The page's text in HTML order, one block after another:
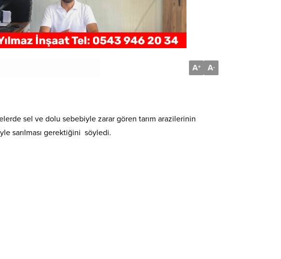
A+ A-
sel ve dolu sebebiyle zarar gören tarım arazilerinin
sarılması gerektiğini söyledi.